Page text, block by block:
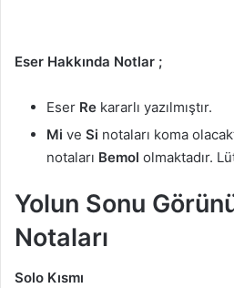
Eser Hakkında Notlar ;
Eser Re kararlı yazılmıştır.
Mi ve Si notaları koma
notaları Bemol olmaktadır.
Yolun Sonu
Notaları
Solo Kısmı